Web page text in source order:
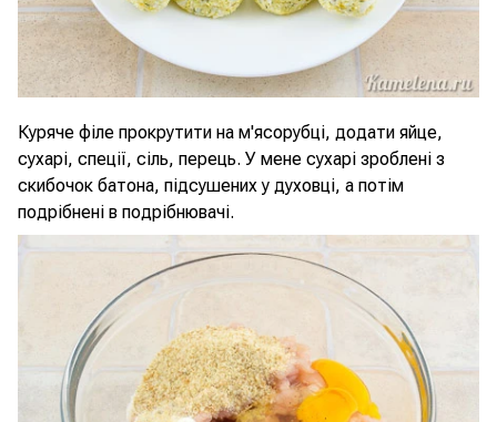
Куряче філе прокрутити на м'ясорубці, додати яйце,
сухарі, спеції, сіль, перець. У мене сухарі зроблені з
скибочок батона, підсушених у духовці, а потім
подрібнені в подрібнювачі.